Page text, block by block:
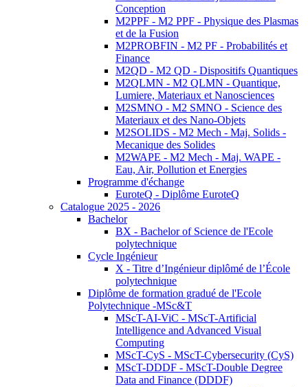
Conception
M2PPF - M2 PPF - Physique des Plasmas
et de la Fusion
M2PROBFIN - M2 PF - Probabilités et
Finance
M2QD - M2 QD - Dispositifs Quantiques
M2QLMN - M2 QLMN - Quantique,
Lumiere, Materiaux et Nanosciences
M2SMNO - M2 SMNO - Science des
Materiaux et des Nano-Objets
M2SOLIDS - M2 Mech - Maj. Solids -
Mecanique des Solides
M2WAPE - M2 Mech - Maj. WAPE -
Eau, Air, Pollution et Energies
Programme d'échange
EuroteQ - Diplôme EuroteQ
Catalogue 2025 - 2026
Bachelor
BX - Bachelor of Science de l'Ecole
polytechnique
Cycle Ingénieur
X - Titre d’Ingénieur diplômé de l’École
polytechnique
Diplôme de formation gradué de l'Ecole
Polytechnique -MSc&T
MScT-AI-ViC - MScT-Artificial
Intelligence and Advanced Visual
Computing
MScT-CyS - MScT-Cybersecurity (CyS)
MScT-DDDF - MScT-Double Degree
Data and Finance (DDDF)